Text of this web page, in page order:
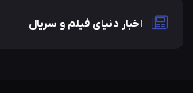
اخبار دنیای فیلم و سریال